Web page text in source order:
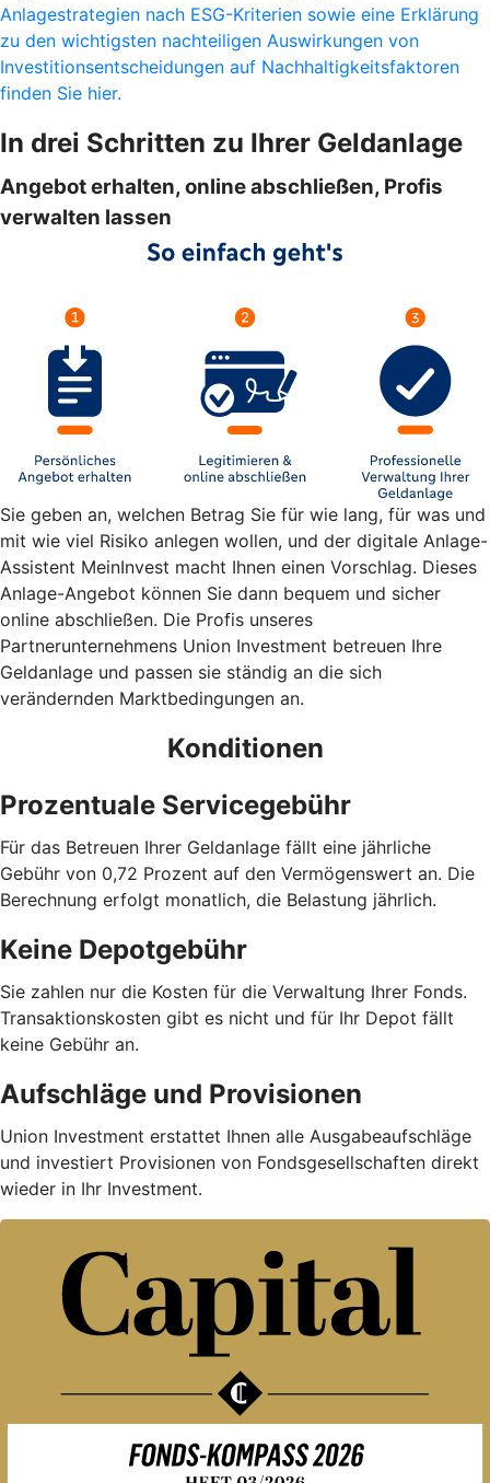
Anlagestrategien nach ESG-Kriterien sowie eine Erklärung
zu den wichtigsten nachteiligen Auswirkungen von
Investitionsentscheidungen auf Nachhaltigkeitsfaktoren
finden Sie hier.
In drei Schritten zu Ihrer Geldanlage
Angebot erhalten, online abschließen, Profis
verwalten lassen
Sie geben an, welchen Betrag Sie für wie lang, für was und
mit wie viel Risiko anlegen wollen, und der digitale Anlage-
Assistent MeinInvest macht Ihnen einen Vorschlag. Dieses
Anlage-Angebot können Sie dann bequem und sicher
online abschließen. Die Profis unseres
Partnerunternehmens Union Investment betreuen Ihre
Geldanlage und passen sie ständig an die sich
verändernden Marktbedingungen an.
Konditionen
Prozentuale Servicegebühr
Für das Betreuen Ihrer Geldanlage fällt eine jährliche
Gebühr von 0,72 Prozent auf den Vermögenswert an. Die
Berechnung erfolgt monatlich, die Belastung jährlich.
Keine Depotgebühr
Sie zahlen nur die Kosten für die Verwaltung Ihrer Fonds.
Trans­aktions­kosten gibt es nicht und für Ihr Depot fällt
keine Gebühr an.
Aufschläge und Provisionen
Union Investment erstattet Ihnen alle Ausgabe­auf­schläge
und investiert Provisionen von Fondsgesellschaften direkt
wieder in Ihr Investment.